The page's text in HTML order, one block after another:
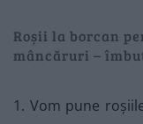
Roșii la borcan
mâncăruri –
1. Vom pune